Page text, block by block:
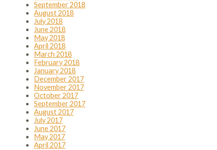
September 2018
August 2018
July 2018
June 2018
May 2018
April 2018
March 2018
February 2018
January 2018
December 2017
November 2017
October 2017
September 2017
August 2017
July 2017
June 2017
May 2017
April 2017